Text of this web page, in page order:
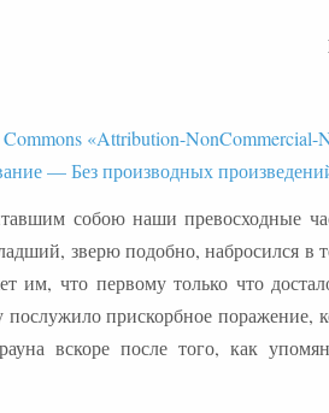
Commons «Attribution-
— Без производных
собою наши превосходные
зверю подобно, набросился в
им, что первому только что
прискорбное поражение,
вскоре после того, как